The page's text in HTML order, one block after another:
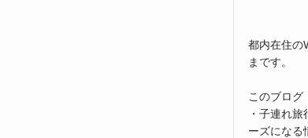
都内在住の
まです。
このブログ
・子連れ
ーズになる